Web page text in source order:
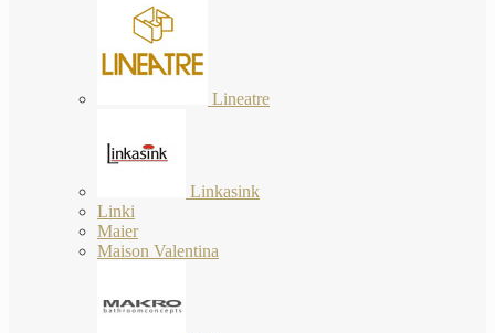
Lineatre
Linkasink
Linki
Maier
Maison Valentina